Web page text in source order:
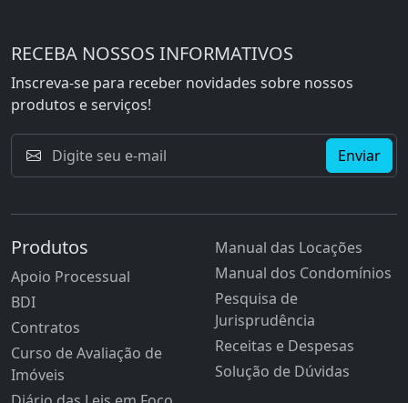
RECEBA NOSSOS INFORMATIVOS
Inscreva-se para receber novidades sobre nossos
produtos e serviços!
Enviar
Produtos
Apoio Processual
BDI
Contratos
Curso de Avaliação de
Imóveis
Manual das Locações
Manual dos Condomínios
Pesquisa de
Jurisprudência
Receitas e Despesas
Solução de Dúvidas